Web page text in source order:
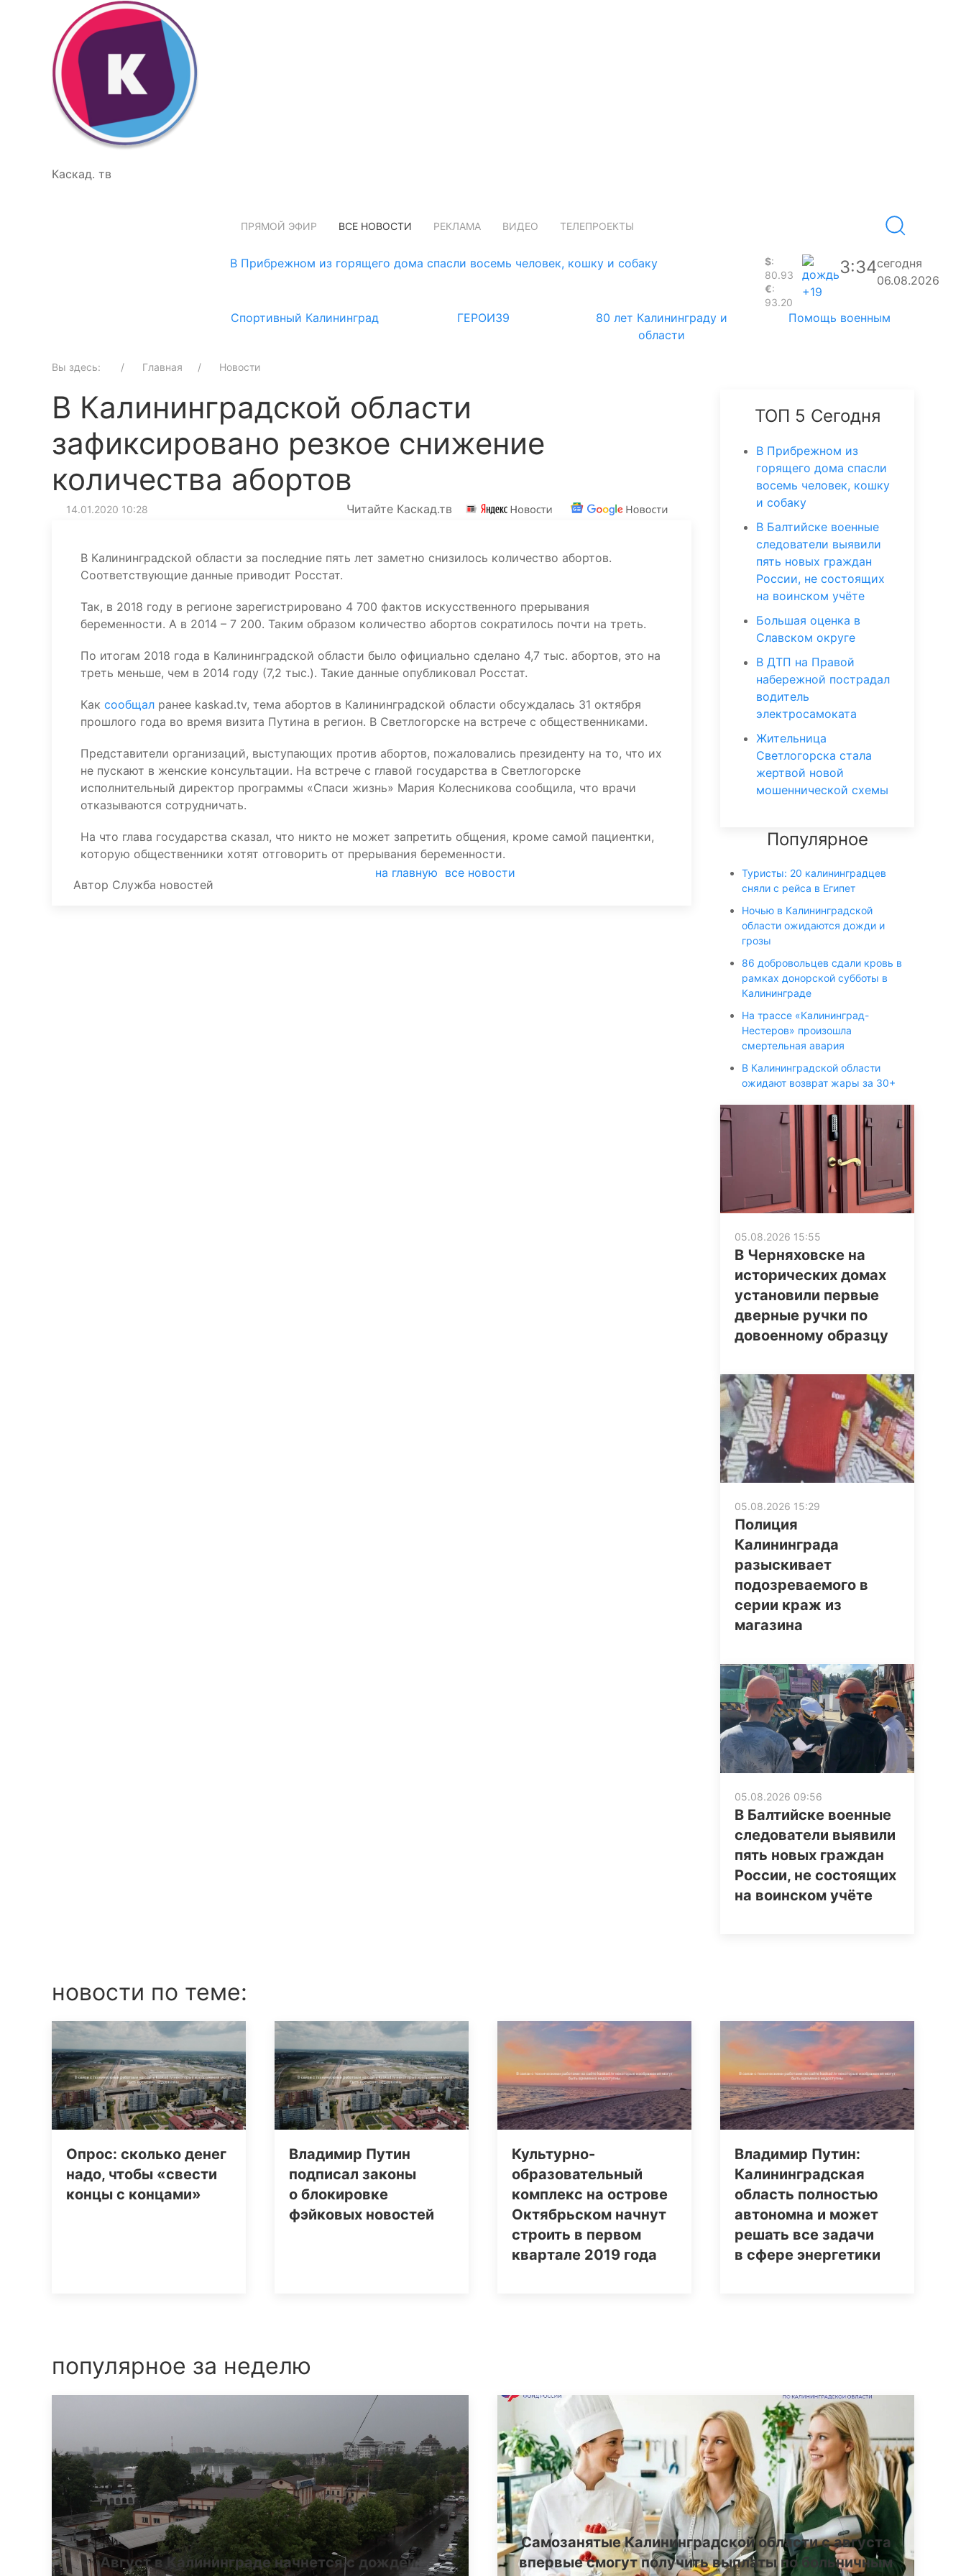
Каскад. тв
ПРЯМОЙ ЭФИР ВСЕ НОВОСТИ РЕКЛАМА ВИДЕО ТЕЛЕПРОЕКТЫ
В Прибрежном из горящего дома спасли восемь человек, кошку и собаку $:
80.93
€:
93.20
+19
3:34сегодня
06.08.2026
Спортивный Калининград ГЕРОИ39
80 лет Калининграду и
области
Помощь военным
Вы здесь: Главная Новости
В Калининградской области
зафиксировано резкое снижение
количества абортов
14.01.2020 10:28 Читайте Каскад.тв
В Калининградской области за последние пять лет заметно снизилось количество абортов.
Соответствующие данные приводит Росстат.
Так, в 2018 году в регионе зарегистрировано 4 700 фактов искусственного прерывания
беременности. А в 2014 – 7 200. Таким образом количество абортов сократилось почти на треть.
По итогам 2018 года в Калининградской области было официально сделано 4,7 тыс. абортов, это на
треть меньше, чем в 2014 году (7,2 тыс.). Такие данные опубликовал Росстат.
Как сообщал ранее kaskad.tv, тема абортов в Калининградской области обсуждалась 31 октября
прошлого года во время визита Путина в регион. В Светлогорске на встрече с общественниками.
Представители организаций, выступающих против абортов, пожаловались президенту на то, что их
не пускают в женские консультации. На встрече с главой государства в Светлогорске
исполнительный директор программы «Спаси жизнь» Мария Колесникова сообщила, что врачи
отказываются сотрудничать.
На что глава государства сказал, что никто не может запретить общения, кроме самой пациентки,
которую общественники хотят отговорить от прерывания беременности.
Автор Служба новостей
на главную все новости
ТОП 5 Сегодня
В Прибрежном из
горящего дома спасли
восемь человек, кошку
и собаку
В Балтийске военные
следователи выявили
пять новых граждан
России, не состоящих
на воинском учёте
Большая оценка в
Славском округе
В ДТП на Правой
набережной пострадал
водитель
электросамоката
Жительница
Светлогорска стала
жертвой новой
мошеннической схемы
Популярное
Туристы: 20 калининградцев
сняли с рейса в Египет
Ночью в Калининградской
области ожидаются дожди и
грозы
86 добровольцев сдали кровь в
рамках донорской субботы в
Калининграде
На трассе «Калининград-
Нестеров» произошла
смертельная авария
В Калининградской области
ожидают возврат жары за 30+
05.08.2026 15:55
В Черняховске на
исторических домах
установили первые
дверные ручки по
довоенному образцу
05.08.2026 15:29
Полиция
Калининграда
разыскивает
подозреваемого в
серии краж из
магазина
05.08.2026 09:56
В Балтийске военные
следователи выявили
пять новых граждан
России, не состоящих
на воинском учёте
новости по теме:
Опрос: сколько денег
надо, чтобы «свести
концы с концами»
Владимир Путин
подписал законы
о блокировке
фэйковых новостей
Культурно-
образовательный
комплекс на острове
Октябрьском начнут
строить в первом
квартале 2019 года
Владимир Путин:
Калининградская
область полностью
автономна и может
решать все задачи
в сфере энергетики
популярное за неделю
Август в Калининграде начнется с дождей:
Самозанятые Калининградской области с августа
впервые смогут получить выплаты по больничным